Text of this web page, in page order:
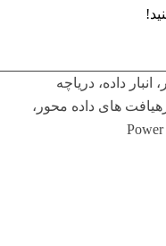
داده، دریاچه
رهیافت های داده محور،